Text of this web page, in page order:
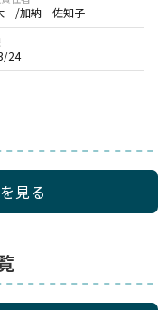
合は、 現物に違いが
/加納 佐知子
24
見る